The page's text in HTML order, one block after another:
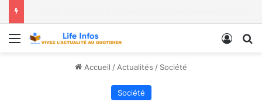
Menu
Accueil / Actualités / Société
Société